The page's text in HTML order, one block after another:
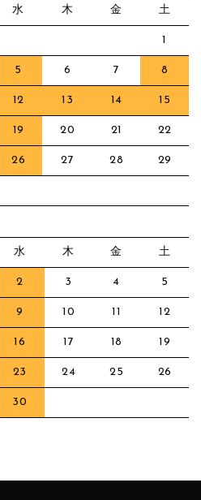
水 木 金 土
1
5 6 7 8
12 13 14 15
19 20 21 22
26 27 28 29
水 木 金 土
2 3 4 5
9 10 11 12
16 17 18 19
23 24 25 26
30